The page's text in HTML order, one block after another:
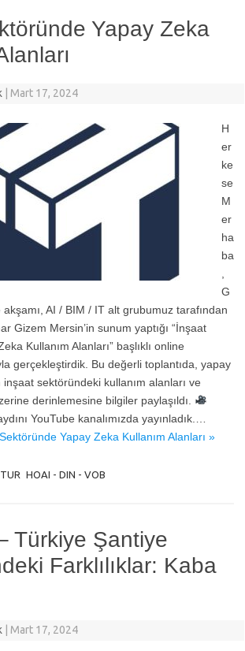
Yapay Zeka
Mart 17, 2024
H
er
ke
se
M
er
ha
ba
G
AI / BIM / IT alt grubumuz tarafından
Gizem Mersin’in sunum yaptığı “İnşaat
Kullanım Alanları” başlıklı online
gerçekleştirdik. Bu değerli toplantıda, yapay
sektöründeki kullanım alanları ve
derinlemesine bilgiler paylaşıldı.
YouTube kanalımızda yayınladık.…
Yapay Zeka Kullanım Alanları »
HOAI - DIN - VOB
Türkiye Şantiye
Farklılıklar: Kaba
Mart 17, 2024